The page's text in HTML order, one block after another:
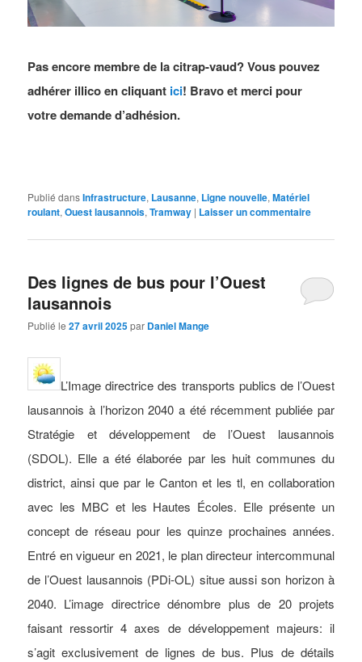
Pas encore membre de la citrap-vaud? Vous pouvez
adhérer illico en cliquant ici! Bravo et merci pour
votre demande d’adhésion.
Publié dansInfrastructure, Lausanne, Ligne nouvelle,Matériel
roulant,Ouest lausannois,Tramway | Laisser un commentaire
Des lignes de bus pour l’Ouest
lausannois
Publié le27 avril 2025par Daniel Mange
L’Image directrice des transports publics de l’Ouest
lausannois à l’horizon 2040 a été récemment publiée par
Stratégie et développement de l’Ouest lausannois
(SDOL). Elle a été élaborée par les huit communes du
district, ainsi que par le Canton et les tl, en collaboration
avec les MBC et les Hautes Écoles. Elle présente un
concept de réseau pour les quinze prochaines années.
Entré en vigueur en 2021, le plan directeur intercommunal
de l’Ouest lausannois (PDi-OL) situe aussi son horizon à
2040. L’image directrice dénombre plus de 20 projets
faisant ressortir 4 axes de développement majeurs: il
s’agit exclusivement de lignes de bus. Plus de détails